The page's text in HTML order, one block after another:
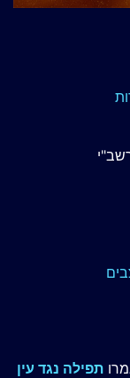
תפילה נגד עין